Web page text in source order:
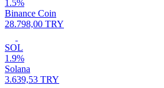
1.5%
Binance Coin
28.798,00 TRY
SOL
1.9%
Solana
3.639,53 TRY